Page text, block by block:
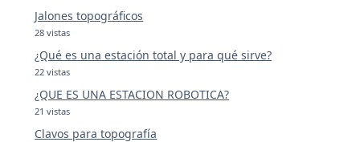
Jalones topográficos
28 vistas
¿Qué es una estación total y para qué sirve?
22 vistas
¿QUE ES UNA ESTACION ROBOTICA?
21 vistas
Clavos para topografía